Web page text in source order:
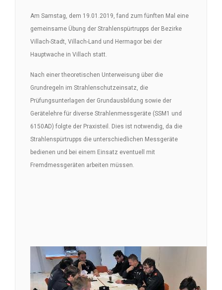
Am Samstag, dem 19.01.2019, fand zum fünften Mal eine
gemeinsame Übung der Strahlenspürtrupps der Bezirke
Villach-Stadt, Villach-Land und Hermagor bei der
Hauptwache in Villach statt.
Nach einer theoretischen Unterweisung über die
Grundregeln im Strahlenschutzeinsatz, die
Prüfungsunterlagen der Grundausbildung sowie der
Gerätelehre für diverse Strahlenmessgeräte (SSM1 und
6150AD) folgte der Praxisteil. Dies ist notwendig, da die
Strahlenspürtrupps die unterschiedlichen Messgeräte
bedienen und bei einem Einsatz eventuell mit
Fremdmessgeräten arbeiten müssen.